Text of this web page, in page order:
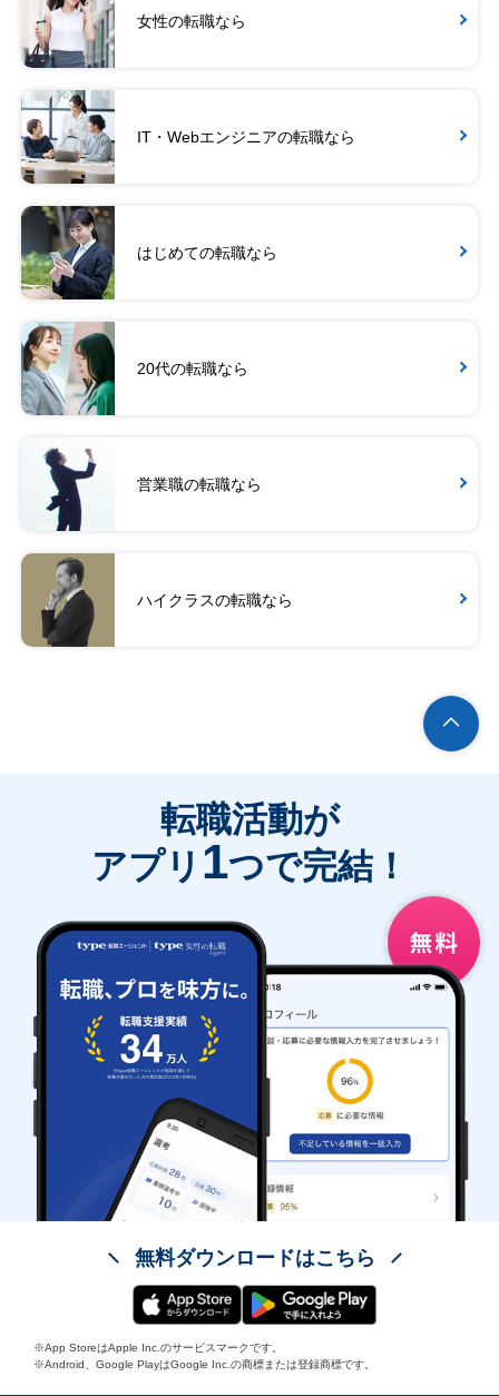
女性の転職なら
IT・Webエンジニアの転職なら
はじめての転職なら
20代の転職なら
営業職の転職なら
ハイクラスの転職なら
転職活動が
アプリ 1つで完結！
無料ダウンロードはこちら
※App StoreはApple Inc.のサービスマークです。
※Android、Google PlayはGoogle Inc.の商標または登録商標です。